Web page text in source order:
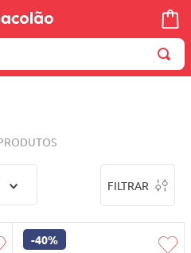
FILTRAR
-40%
2º
brinquedo
3º
máquina costura
5º
toalha
6º
carrinho reversível